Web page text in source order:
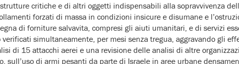
critiche e di altri oggetti indispensabili alla sopravvivenza
forzati di massa in condizioni insicure e disumane e
di forniture salvavita, compresi gli aiuti umanitari, e di servizi
verificati simultaneamente, per mesi senza tregua, aggravando gli
di 15 attacchi aerei e una revisione delle analisi di altre
sull’uso di armi pesanti da parte di Israele in aree urbane